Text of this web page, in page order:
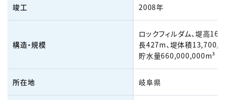
竣工 2008年
構造・規模
ロックフィルダム、堤高
長427m、堤体積
貯水量660,000,000m³
所在地 岐阜県